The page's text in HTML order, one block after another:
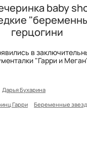
baby
герцогини
в
"Гарри и
Дарья Бухарина
Гарри Беременные